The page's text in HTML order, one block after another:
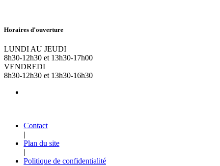
Horaires d'ouverture
LUNDI AU JEUDI
8h30-12h30 et 13h30-17h00
VENDREDI
8h30-12h30 et 13h30-16h30
Contact
|
Plan du site
|
Politique de confidentialité